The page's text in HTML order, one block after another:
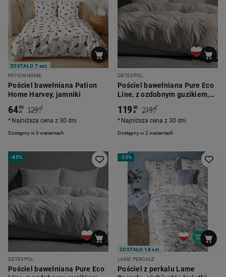
ZOSTAŁO 7 szt.
PATION HOME
Pościel bawełniana Pation
Home Harvey, jamniki
Dostępny w 3 wariantach
6490
zł 129 00
zł
*
Najniższa cena z 30 dni
DETEXPOL
Pościel bawełniana Pure Eco
Line, z ozdobnym guzikiem,
Dostępny w 2 wariantach
119 00
zł 219 00
zł
*
Najniższa cena z 30 dni
-45%
DETEXPOL
Pościel bawełniana Pure Eco
-35%
ZOSTAŁO 18 szt.
LAME PERCALE
Pościel z perkalu Lame